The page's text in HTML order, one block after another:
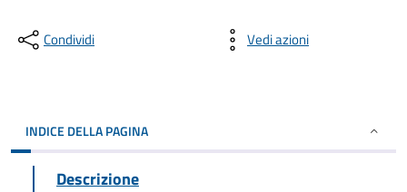
Condividi Vedi azioni
INDICE DELLA PAGINA
Descrizione